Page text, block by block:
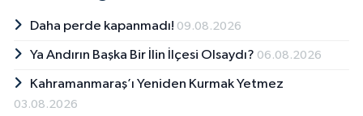
Daha perde kapanmadı! 09.08.2026
Ya Andırın Başka Bir İlin İlçesi Olsaydı? 06.08.2026
Kahramanmaraş’ı Yeniden Kurmak Yetmez
03.08.2026
ASAYİŞ